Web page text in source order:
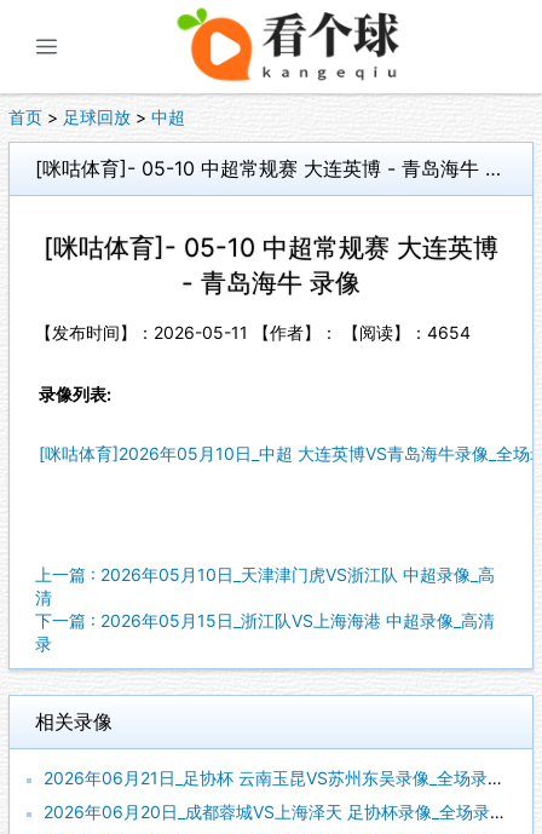
首页 > 足球回放 > 中超
[咪咕体育]- 05-10 中超常规赛 大连英博 - 青岛海牛 录像
[咪咕体育]- 05-10 中超常规赛 大连英博
- 青岛海牛 录像
【发布时间】：2026-05-11 【作者】： 【阅读】： 4654
录像列表:
[咪咕体育]2026年05月10日_中超 大连英博VS青岛海牛录像_全场
上一篇 : 2026年05月10日_天津津门虎VS浙江队 中超录像_高
清
下一篇 : 2026年05月15日_浙江队VS上海海港 中超录像_高清
录
相关录像
2026年06月21日_足协杯 云南玉昆VS苏州东吴录像_全场录像【视频集锦】
2026年06月20日_成都蓉城VS上海泽天 足协杯录像_全场录像【高清回放】